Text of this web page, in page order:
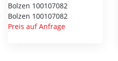
Bolzen 100107082
Bolzen 100107082
Preis auf Anfrage